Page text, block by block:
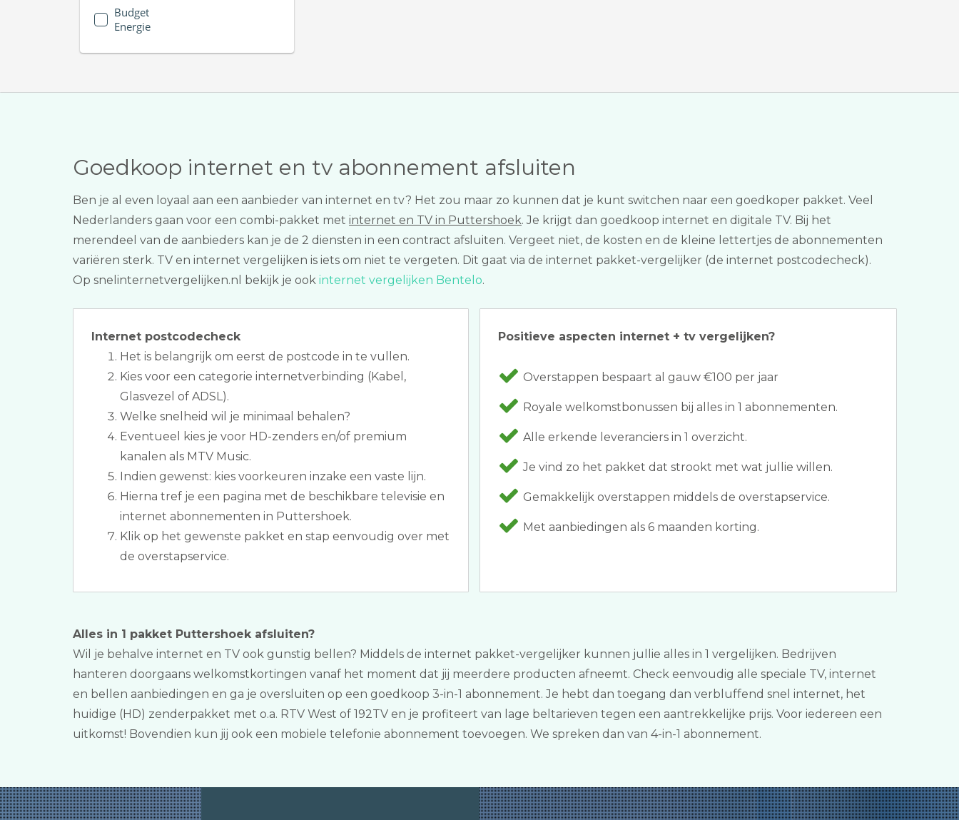
Budget
Energie
Goedkoop internet en tv abonnement afsluiten
Ben je al even loyaal aan een aanbieder van internet en tv? Het zou maar zo kunnen dat je kunt switchen naar een goedkoper pakket. Veel
Nederlanders gaan voor een combi-pakket met internet en TV in Puttershoek. Je krijgt dan goedkoop internet en digitale TV. Bij het
merendeel van de aanbieders kan je de 2 diensten in een contract afsluiten. Vergeet niet, de kosten en de kleine lettertjes de abonnementen
variëren sterk. TV en internet vergelijken is iets om niet te vergeten. Dit gaat via de internet pakket-vergelijker (de internet postcodecheck).
Op snelinternetvergelijken.nl bekijk je ook internet vergelijken Bentelo.
Internet postcodecheck
Het is belangrijk om eerst de postcode in te vullen.
Kies voor een categorie internetverbinding (Kabel,
Glasvezel of ADSL).
Welke snelheid wil je minimaal behalen?
Eventueel kies je voor HD-zenders en/of premium
kanalen als MTV Music.
Indien gewenst: kies voorkeuren inzake een vaste lijn.
Hierna tref je een pagina met de beschikbare televisie en
internet abonnementen in Puttershoek.
Klik op het gewenste pakket en stap eenvoudig over met
de overstapservice.
Positieve aspecten internet + tv vergelijken?
Overstappen bespaart al gauw €100 per jaar
Royale welkomstbonussen bij alles in 1 abonnementen.
Alle erkende leveranciers in 1 overzicht.
Je vind zo het pakket dat strookt met wat jullie willen.
Gemakkelijk overstappen middels de overstapservice.
Met aanbiedingen als 6 maanden korting.
Alles in 1 pakket Puttershoek afsluiten?
Wil je behalve internet en TV ook gunstig bellen? Middels de internet pakket-vergelijker kunnen jullie alles in 1 vergelijken. Bedrijven
hanteren doorgaans welkomstkortingen vanaf het moment dat jij meerdere producten afneemt. Check eenvoudig alle speciale TV, internet
en bellen aanbiedingen en ga je oversluiten op een goedkoop 3-in-1 abonnement. Je hebt dan toegang dan verbluffend snel internet, het
huidige (HD) zenderpakket met o.a. RTV West of 192TV en je profiteert van lage beltarieven tegen een aantrekkelijke prijs. Voor iedereen een
uitkomst! Bovendien kun jij ook een mobiele telefonie abonnement toevoegen. We spreken dan van 4-in-1 abonnement.